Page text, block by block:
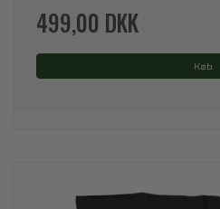
499,00 DKK
Køb